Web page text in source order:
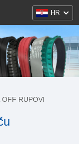
HR
OFF RUPOVI